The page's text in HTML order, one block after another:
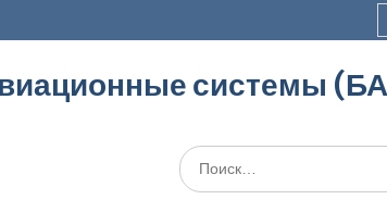
системы
Поиск
по: